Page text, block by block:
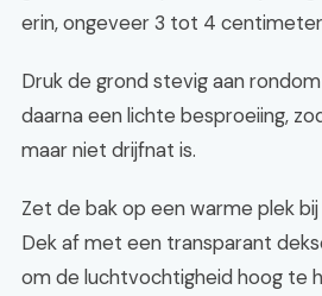
erin, ongeveer 3 tot 4
Druk de grond stevig aan
daarna een lichte besproeiing,
maar niet drijfnat is.
Zet de bak op een warme plek
Dek af met een transparant
om de luchtvochtigheid hoog te